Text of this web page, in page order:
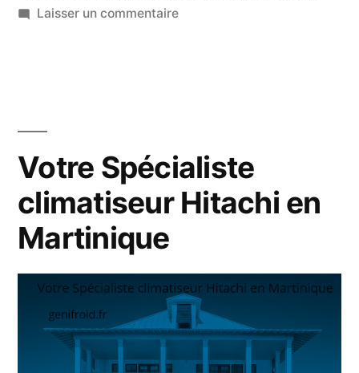
Martinique »
Laisser un commentairesur
Votre Spécialiste
climatiseur Hitachi en
Martinique